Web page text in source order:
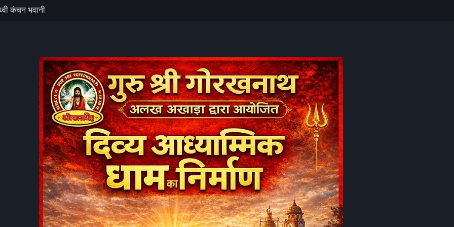
जेल का
बाद हायर सेंटर
कंचन भवानी
आरोप